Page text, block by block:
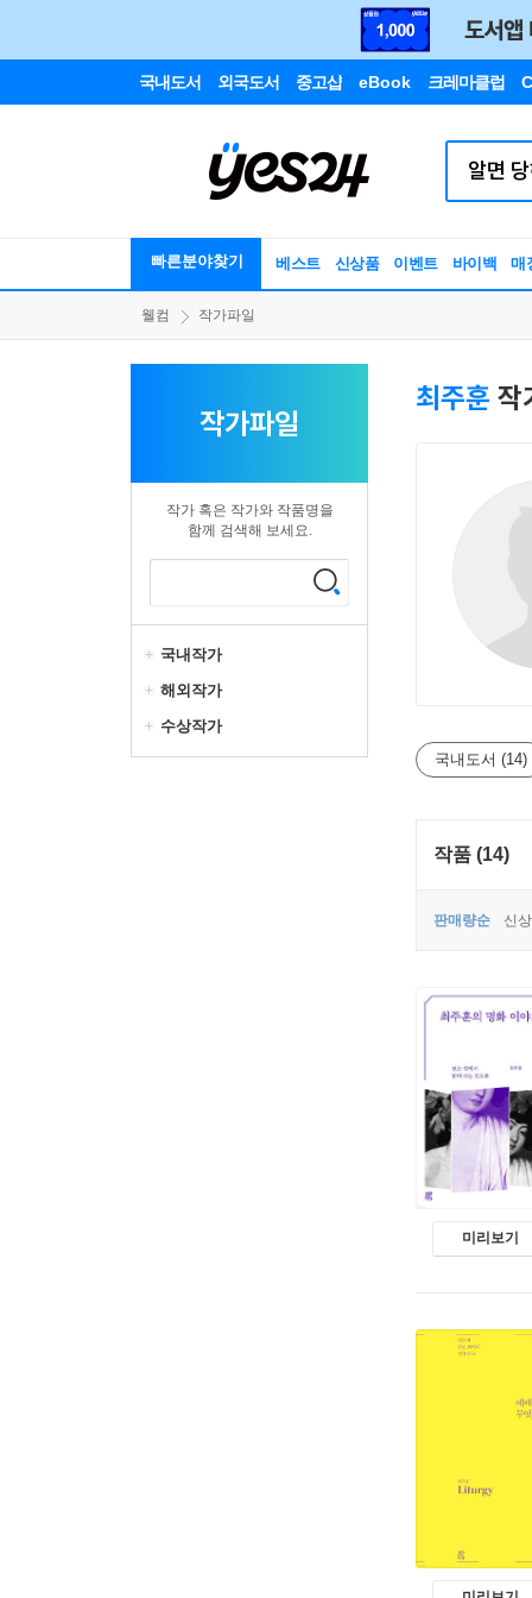
국내도서 외국도서 중고샵 eBook 크레마클럽
빠른분야찾기 베스트 신상품 이벤트 바이백 매
웰컴 작가파일
작가파일
작가 혹은 작가와 작품명을
함께 검색해 보세요.
국내작가
해외작가
수상작가
최주훈 작
국내도서 (14)
작품 (14)
판매량순 신
미리보기